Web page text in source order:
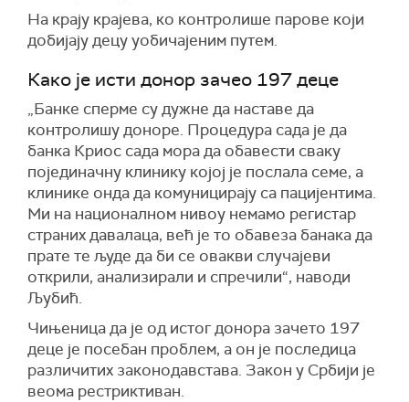
На крају крајева, ко контролише парове који
добијају децу уобичајеним путем.
Како је исти донор зачео 197 деце
„Банке сперме су дужне да наставе да
контролишу доноре. Процедура сада је да
банка Криос сада мора да обавести сваку
појединачну клинику којој је послала семе, а
клинике онда да комуницирају са пацијентима.
Ми на националном нивоу немамо регистар
страних давалаца, већ је то обавеза банака да
прате те људе да би се овакви случајеви
открили, анализирали и спречили“, наводи
Љубић.
Чињеница да је од истог донора зачето 197
деце је посебан проблем, а он је последица
различитих законодавстава. Закон у Србији је
веома рестриктиван.